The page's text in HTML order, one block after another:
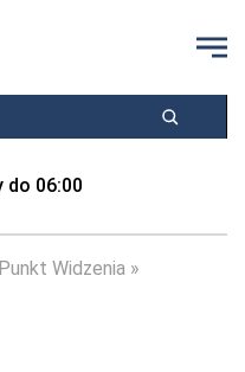
do 06:00
Widzenia